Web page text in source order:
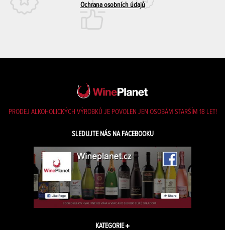
Ochrana osobních údajů
PRODEJ ALKOHOLICKÝCH VÝROBKŮ JE POVOLEN JEN OSOBÁM STARŠÍM 18 LET!
SLEDUJTE NÁS NA FACEBOOKU
KATEGORIE